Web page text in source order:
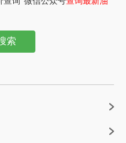
索